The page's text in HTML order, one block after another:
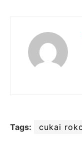
Tags: cukai